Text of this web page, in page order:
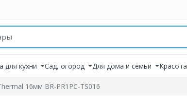
для кухни Сад, огород Для дома и семьи Красота
16мм BR-PR1PC-TS016